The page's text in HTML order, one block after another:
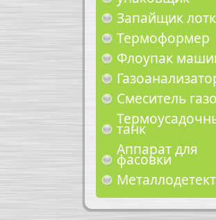
Запайщик
Термоформер
Флоупак
Смеситель
танк
Аппарат для
фасовки